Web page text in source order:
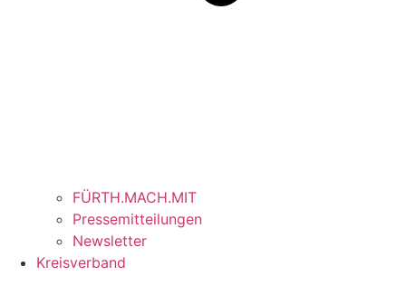
FÜRTH.MACH.MIT
Pressemitteilungen
Newsletter
Kreisverband